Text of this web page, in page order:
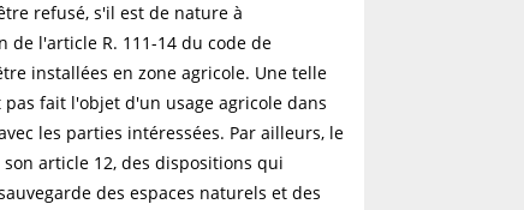
refusé, s'il est de nature à
l'article R. 111-14 du code de
installées en zone agricole. Une telle
fait l'objet d'un usage agricole dans
les parties intéressées. Par ailleurs, le
article 12, des dispositions qui
des espaces naturels et des